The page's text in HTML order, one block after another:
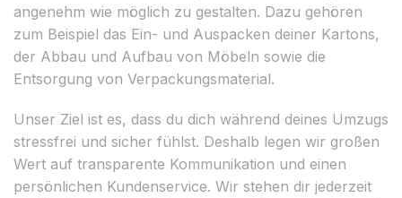
angenehm wie möglich zu gestalten. Dazu gehören
zum Beispiel das Ein- und Auspacken deiner Kartons,
der Abbau und Aufbau von Möbeln sowie die
Entsorgung von Verpackungsmaterial.
Unser Ziel ist es, dass du dich während deines Umzugs
stressfrei und sicher fühlst. Deshalb legen wir großen
Wert auf transparente Kommunikation und einen
persönlichen Kundenservice. Wir stehen dir jederzeit